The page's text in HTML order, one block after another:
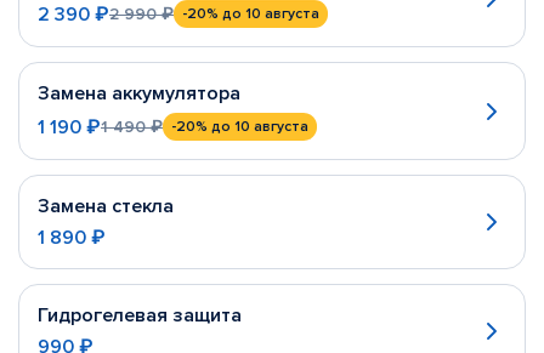
2 390 ₽2 990 ₽ -20% до 10 августа
Замена аккумулятора
1 190 ₽1 490 ₽ -20% до 10 августа
Замена стекла
1 890 ₽
Гидрогелевая защита
990 ₽